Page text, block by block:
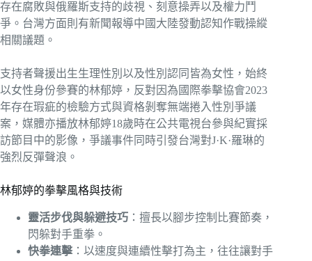
存在腐敗與俄羅斯支持的歧視、刻意操弄以及權力鬥
爭。台灣方面則有新聞報導中國大陸發動認知作戰操縱
相關議題。
支持者聲援出生生理性別以及性別認同皆為女性，始終
以女性身份參賽的林郁婷，反對因為國際拳擊協會2023
年存在瑕疵的檢驗方式與資格剝奪無端捲入性別爭議
案，媒體亦播放林郁婷18歲時在公共電視台參與紀實採
訪節目中的影像，爭議事件同時引發台灣對J·K·羅琳的
強烈反彈聲浪。
林郁婷的拳擊風格與技術
靈活步伐與躲避技巧 ：擅長以腳步控制比賽節奏，
閃躲對手重拳。
快拳連擊：以速度與連續性擊打為主，往往讓對手